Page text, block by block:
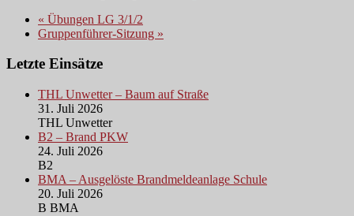
« Übungen LG 3/1/2
Gruppenführer-Sitzung »
Letzte Einsätze
THL Unwetter – Baum auf Straße
31. Juli 2026
THL Unwetter
B2 – Brand PKW
24. Juli 2026
B2
BMA – Ausgelöste Brandmeldeanlage Schule
20. Juli 2026
B BMA